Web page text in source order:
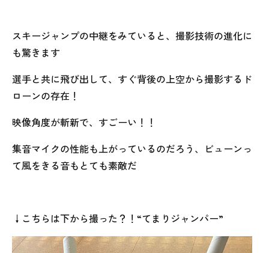
スキージャンプの中継をみていると、撮影技術の進化に
も驚きます
選手と共に飛び出して、すぐ背後の上空から撮影するド
ローンの存在！
映像角度が斬新で、すごーい！！
集音マイクの性能も上がっているのだろう、ビューンっ
て風をきる音もとても素敵だ
↓こちらは下から撮った？！“てまりジャンパー”